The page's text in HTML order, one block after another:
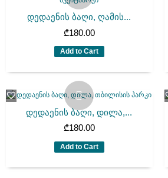
დედაენის ბაღი, ღამის...
₾180.00
Add to Cart
დედაენის ბაღი, დილა,...
₾180.00
Add to Cart